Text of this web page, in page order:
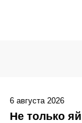
Не только
6 августа 2026